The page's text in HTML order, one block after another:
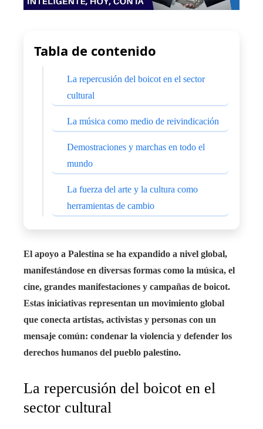
Tabla de contenido
La repercusión del boicot en el sector
cultural
La música como medio de reivindicación
Demostraciones y marchas en todo el
mundo
La fuerza del arte y la cultura como
herramientas de cambio
El apoyo a Palestina se ha expandido a nivel global,
manifestándose en diversas formas como la música, el
cine, grandes manifestaciones y campañas de boicot.
Estas iniciativas representan un movimiento global
que conecta artistas, activistas y personas con un
mensaje común: condenar la violencia y defender los
derechos humanos del pueblo palestino.
La repercusión del boicot en el
sector cultural